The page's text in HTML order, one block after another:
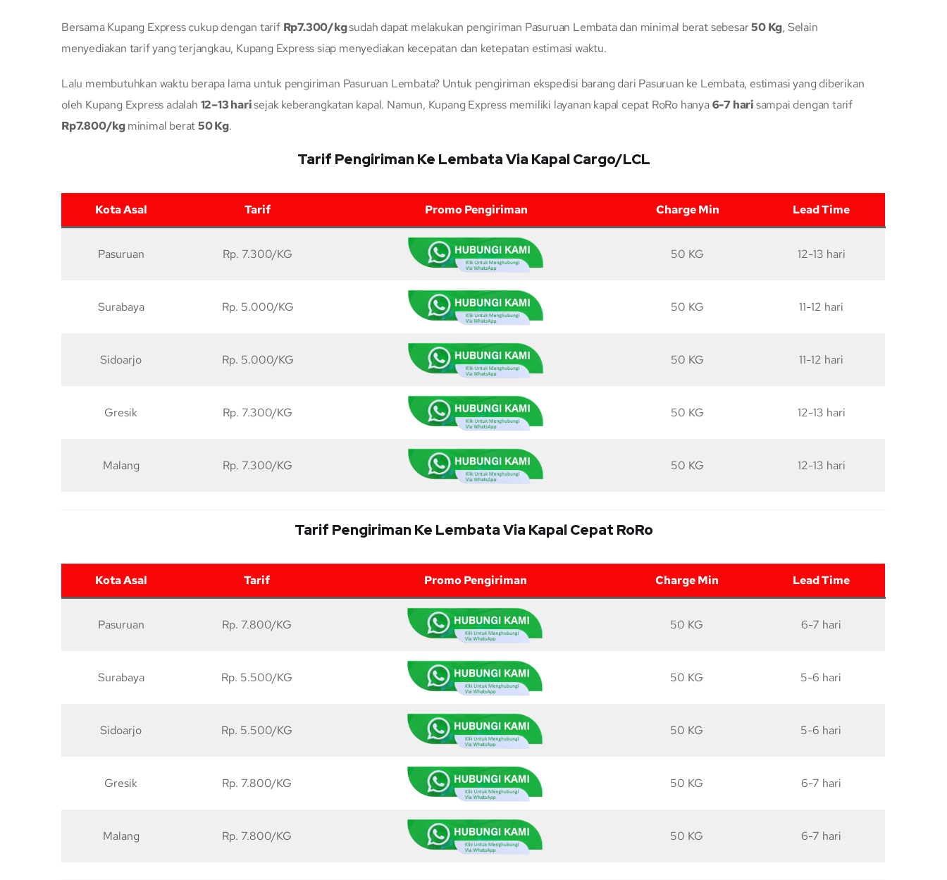
Bersama Kupang Express cukup dengan tarif Rp7.300/kgsudah dapat melakukan pengiriman Pasuruan Lembata dan minimal berat sebesar50 Kg, Selain
menyediakan tarif yang terjangkau, Kupang Express siap menyediakan kecepatan dan ketepatan estimasi waktu.
Lalu membutuhkan waktu berapa lama untuk pengiriman Pasuruan Lembata? Untuk pengiriman ekspedisi barang dari Pasuruan ke Lembata, estimasi yang diberikan
oleh Kupang Express adalah 12–13 harisejak keberangkatan kapal. Namun, Kupang Express memiliki layanan kapal cepat RoRo hanya6-7 harisampai dengan tarif
Rp7.800/kgminimal berat50 Kg.
Tarif Pengiriman Ke Lembata Via Kapal Cargo/LCL
Kota Asal Tarif Promo Pengiriman Charge Min Lead Time
Pasuruan Rp. 7.300/KG 50 KG 12-13 hari
Surabaya Rp. 5.000/KG 50 KG 11-12 hari
Sidoarjo Rp. 5.000/KG 50 KG 11-12 hari
Gresik Rp. 7.300/KG 50 KG 12-13 hari
Malang Rp. 7.300/KG 50 KG 12-13 hari
Tarif Pengiriman Ke Lembata Via Kapal Cepat RoRo
Kota Asal Tarif Promo Pengiriman Charge Min Lead Time
Pasuruan Rp. 7.800/KG 50 KG 6-7 hari
Surabaya Rp. 5.500/KG 50 KG 5-6 hari
Sidoarjo Rp. 5.500/KG 50 KG 5-6 hari
Gresik Rp. 7.800/KG 50 KG 6-7 hari
Malang Rp. 7.800/KG 50 KG 6-7 hari